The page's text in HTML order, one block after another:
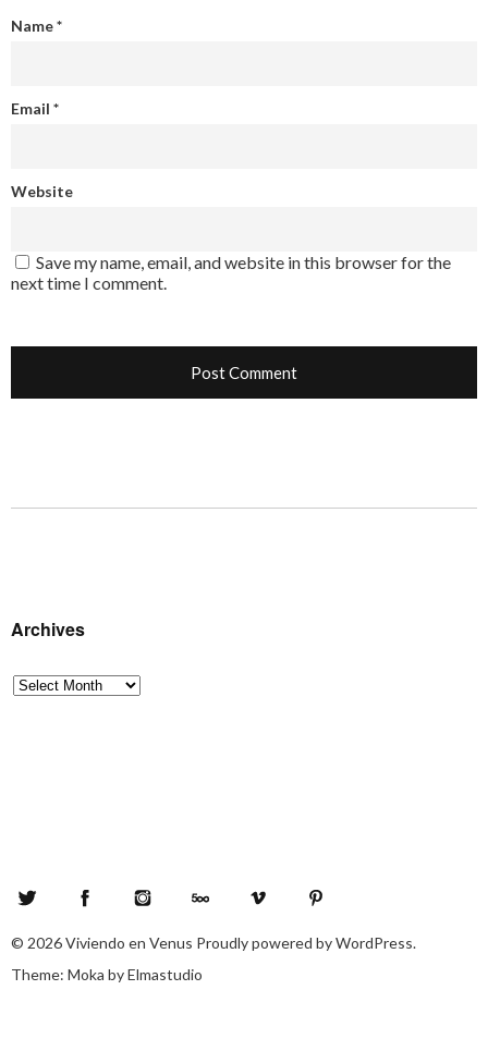
Name*
Email *
Website
Save my name, email, and website in this browser for the
next time I comment.
Archives
Archives
© 2026Viviendo en Venus Proudly powered byWordPress.
Theme: Moka byElmastudio